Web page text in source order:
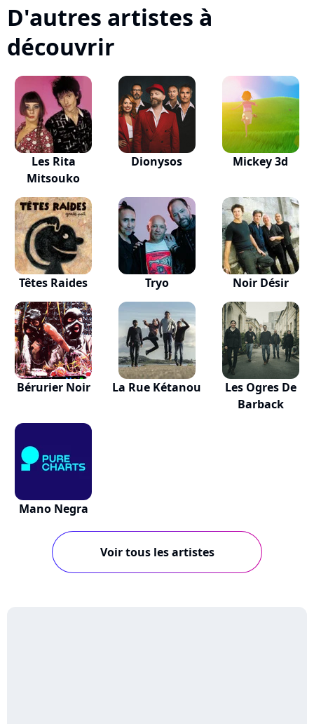
D'autres artistes à
découvrir
Les Rita
Mitsouko
Dionysos Mickey 3d
Têtes Raides Tryo Noir Désir
Bérurier Noir La Rue Kétanou
Les Ogres De
Barback
Mano Negra
Voir tous les artistes